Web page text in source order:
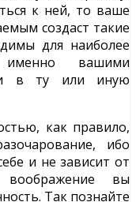
к ней, то ваше
создаст такие
для наиболее
именно вашими
в ту или иную
как правило,
ибо
и не зависит от
воображение вы
Так познайте